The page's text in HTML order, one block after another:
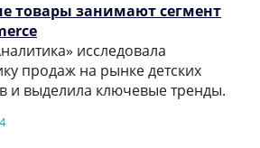
товары занимают сегмент
исследовала
продаж на рынке детских
и выделила ключевые тренды.